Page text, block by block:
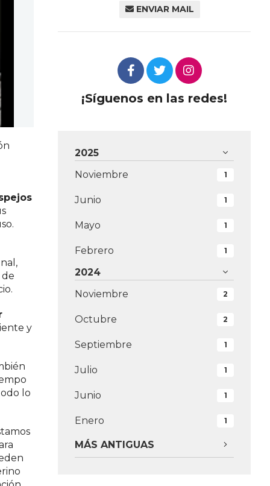
de
y
lo
ENVIAR MAIL
¡Síguenos en las redes!
2025
Noviembre
1
Junio 1
Mayo 1
Febrero 1
2024
Noviembre
2
Octubre 2
Septiembre 1
Julio 1
Junio 1
Enero 1
MÁS ANTIGUAS